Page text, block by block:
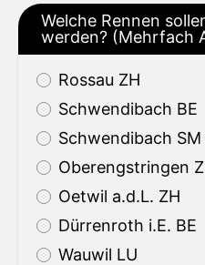
Welche Rennen
werden? (Mehrfach
Rossau ZH
Schwendibach BE
Schwendibach SM
Oberengstringen
Oetwil a.d.L. ZH
Dürrenroth i.E. BE
Wauwil LU